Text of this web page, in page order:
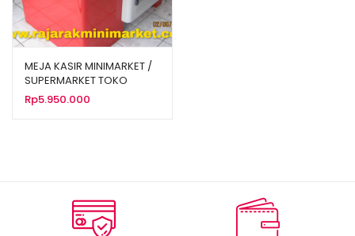
MEJA KASIR MINIMARKET /
SUPERMARKET TOKO
ALFAMIDI TIPE MK-01
Rp5.950.000